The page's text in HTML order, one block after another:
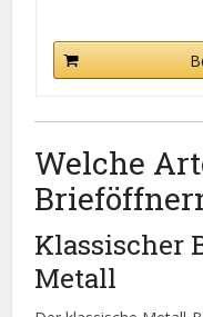
Welche
Klassischer
Metall